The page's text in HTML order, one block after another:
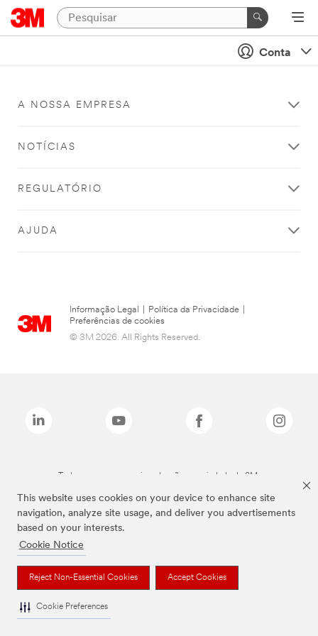
This website uses cookies on your device to enhance site
navigation, analyze site usage, and deliver you advertisements
based on your interests.
Cookie Notice
Reject Non-Essential Cookies Accept Cookies
Cookie Preferences
Conta
A NOSSA EMPRESA
NOTÍCIAS
REGULATÓRIO
AJUDA
Informação Legal Política da Privacidade
Preferências de cookies
© 3M 2026. All Rights Reserved.
Todas as marcas mencionadas são propriedade da 3M.